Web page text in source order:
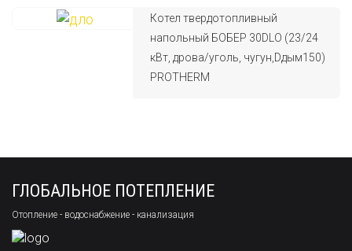
Котел твердотопливный
напольный БОБЕР 30DLO (23/24
кВт, дрова/уголь, чугун,Dдым150)
PROTHERM
ГЛОБАЛЬНОЕ ПОТЕПЛЕНИЕ
Отопление - водоснабжение - канализация